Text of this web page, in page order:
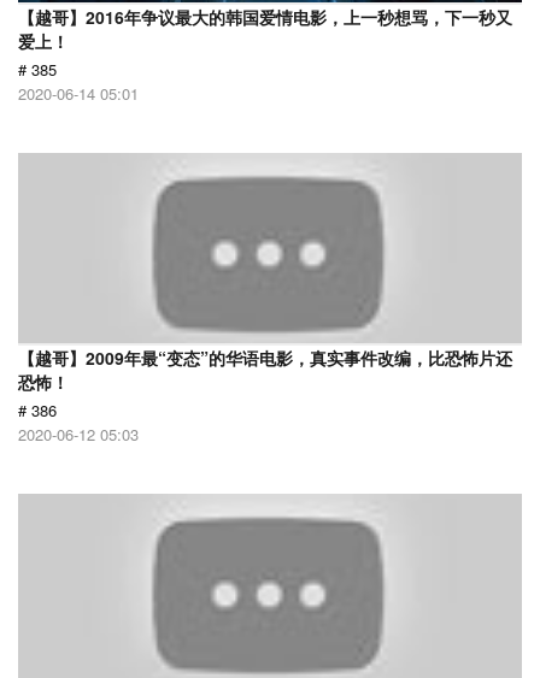
【越哥】2016年争议最大的韩国爱情电影，上一秒想骂，下一秒又
爱上！
# 385
2020-06-14 05:01
【越哥】2009年最“变态”的华语电影，真实事件改编，比恐怖片还
恐怖！
# 386
2020-06-12 05:03